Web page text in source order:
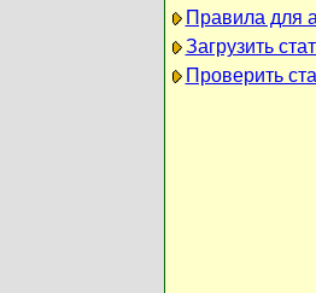
Правила для
Загрузить
Проверить